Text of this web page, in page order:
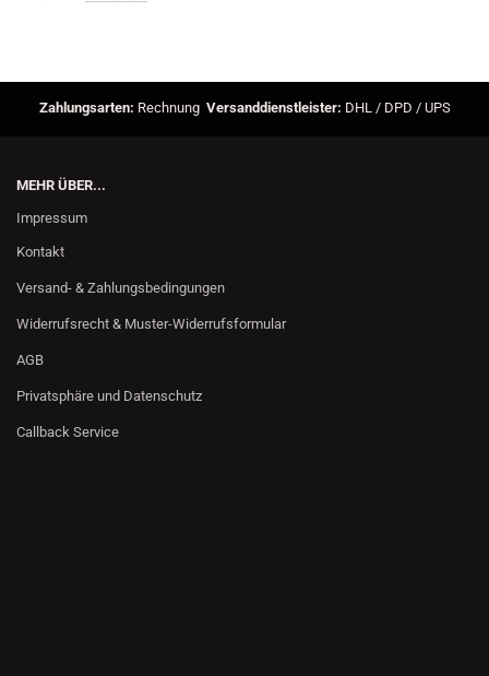
Zahlungsarten: Rechnung Versanddienstleister: DHL / DPD / UPS
MEHR ÜBER...
Impressum
Kontakt
Versand- & Zahlungsbedingungen
Widerrufsrecht & Muster-Widerrufsformular
AGB
Privatsphäre und Datenschutz
Callback Service